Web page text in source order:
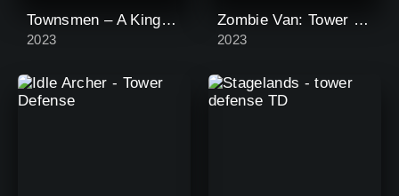
Townsmen – A Kingdom Rebuilt
2023
Zombie Van: Tower Defense TD
2023